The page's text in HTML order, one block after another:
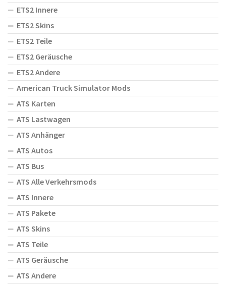
ETS2 Innere
ETS2 Skins
ETS2 Teile
ETS2 Geräusche
ETS2 Andere
American Truck Simulator Mods
ATS Karten
ATS Lastwagen
ATS Anhänger
ATS Autos
ATS Bus
ATS Alle Verkehrsmods
ATS Innere
ATS Pakete
ATS Skins
ATS Teile
ATS Geräusche
ATS Andere